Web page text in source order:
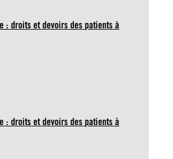
: droits et devoirs des patients à
: droits et devoirs des patients à